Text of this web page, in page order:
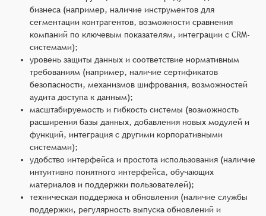
бизнеса (например, наличие инструментов для
сегментации контрагентов, возможности сравнения
компаний по ключевым показателям, интеграции с CRM-
системами);
уровень защиты данных и соответствие нормативным
требованиям (например, наличие сертификатов
безопасности, механизмов шифрования, возможностей
аудита доступа к данным);
масштабируемость и гибкость системы (возможность
расширения базы данных, добавления новых модулей и
функций, интеграция с другими корпоративными
системами);
удобство интерфейса и простота использования (наличие
интуитивно понятного интерфейса, обучающих
материалов и поддержки пользователей);
техническая поддержка и обновления (наличие службы
поддержки, регулярность выпуска обновлений и